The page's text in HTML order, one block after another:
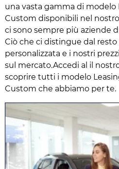
una vasta gamma di modelo
Custom disponibili nel
ci sono sempre più aziende
Ciò che ci distingue dal resto
personalizzata e i nostri
sul mercato.Accedi al il
scoprire tutti i modelo
Custom che abbiamo per te.